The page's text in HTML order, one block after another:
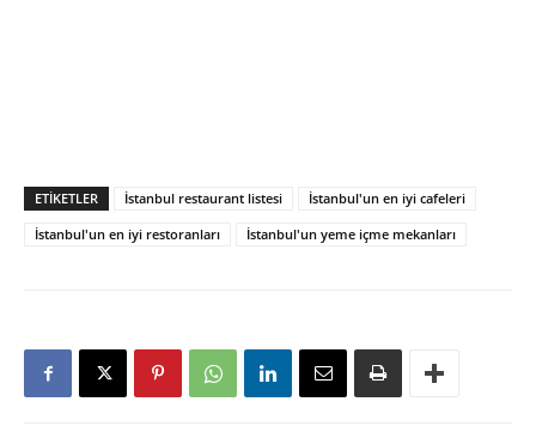
ETIKETLER İstanbul restaurant listesi
İstanbul'un en iyi cafeleri
İstanbul'un en iyi restoranları
İstanbul'un yeme içme mekanları